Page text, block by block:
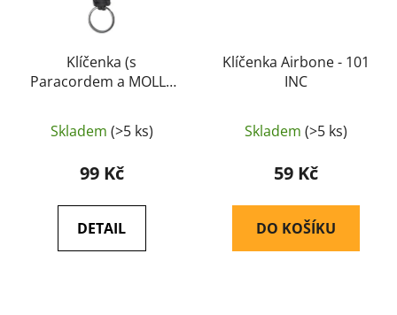
Klíčenka (s
Paracordem a MOLLE
MIL-TEC
Skladem (>5 ks)
99 Kč
DETAIL
Klíčenka Airbone - 101
INC
Skladem (>5 ks)
59 Kč
DO KOŠÍKU